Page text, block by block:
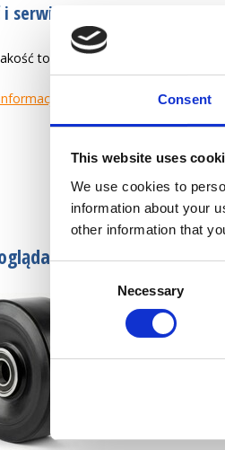
Consent
This website uses
We use cookies to
information about your
other information that
Necessary
i serwis od 1946 r.
to tworzenie łatwiejszego życia